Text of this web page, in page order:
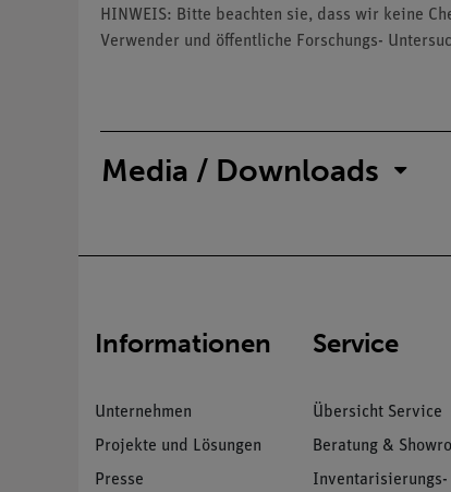
HINWEIS: Bitte beachten sie, dass wir keine
Verwender und öffentliche Forschungs-
Media / Downloads
Informationen
Unternehmen
Projekte und Lösungen
Presse
Service
Übersicht Service
Beratung &
Inventarisierungs-